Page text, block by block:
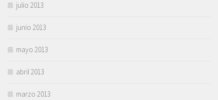
julio 2013
junio 2013
mayo 2013
abril 2013
marzo 2013